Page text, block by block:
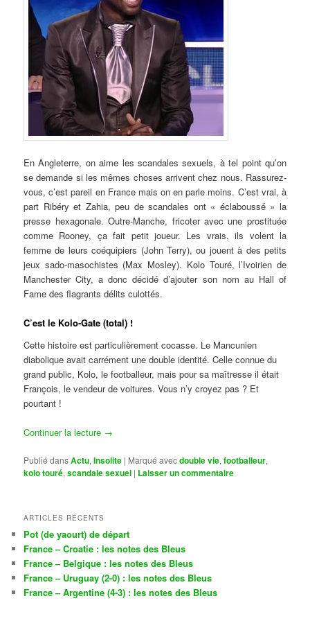
En Angleterre, on aime les scandales sexuels, à tel point qu’on
se demande si les mêmes choses arrivent chez nous. Rassurez-
vous, c’est pareil en France mais on en parle moins. C’est vrai, à
part Ribéry et Zahia, peu de scandales ont « éclaboussé » la
presse hexagonale. Outre-Manche, fricoter avec une prostituée
comme Rooney, ça fait petit joueur. Les vrais, ils volent la
femme de leurs coéquipiers (John Terry), ou jouent à des petits
jeux sado-masochistes (Max Mosley). Kolo Touré, l’Ivoirien de
Manchester City, a donc décidé d’ajouter son nom au Hall of
Fame des flagrants délits culottés.
C’est le Kolo-Gate (total) !
Cette histoire est particulièrement cocasse. Le Mancunien
diabolique avait carrément une double identité. Celle connue du
grand public, Kolo, le footballeur, mais pour sa maîtresse il était
François, le vendeur de voitures. Vous n’y croyez pas ? Et
pourtant !
Continuer la lecture →
Publié dansActu,Insolite | Marqué avecdouble vie,footballeur,
kolo touré,scandale sexuel | Laisser un commentaire
ARTICLES RÉCENTS
Pot (de yaourt) de départ
France – Croatie : les notes des Bleus
France – Belgique : les notes des Bleus
France – Uruguay (2-0) : les notes des Bleus
France – Argentine (4-3) : les notes des Bleus